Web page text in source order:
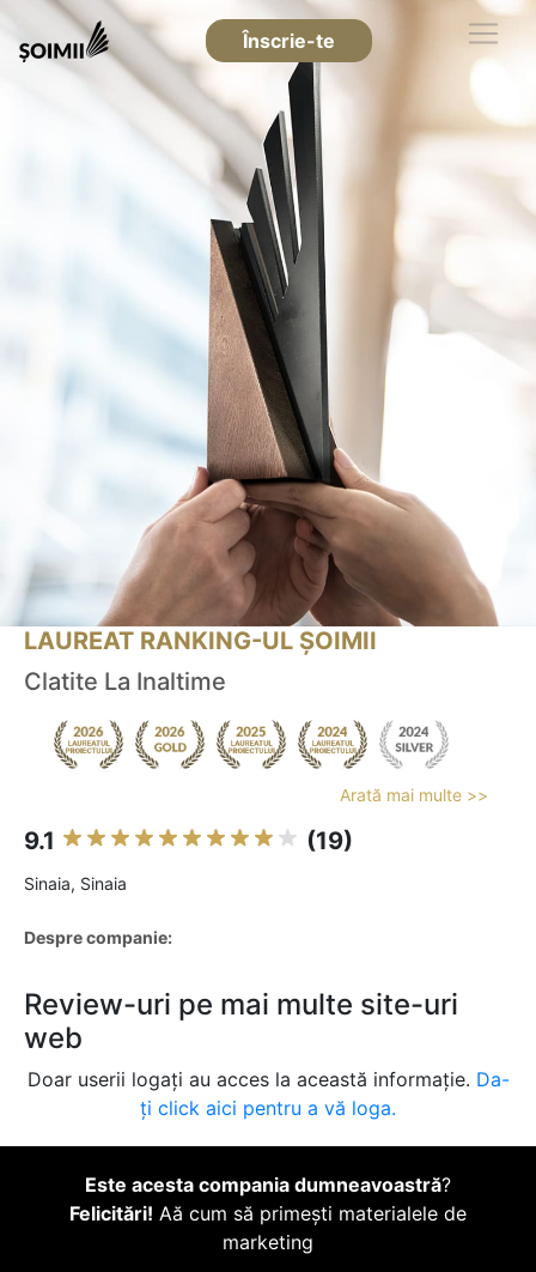
Înscrie-te
LAUREAT RANKING-UL ȘOIMII
Clatite La Inaltime
Arată mai multe >>
9.1 (19)
Sinaia, Sinaia
Despre companie:
Review-uri pe mai multe site-uri
web
Doar userii logați au acces la această informație. Da-
ți click aici pentru a vă loga.
Este acesta compania dumneavoastră?
Felicitări! Aă cum să primești materialele de
marketing